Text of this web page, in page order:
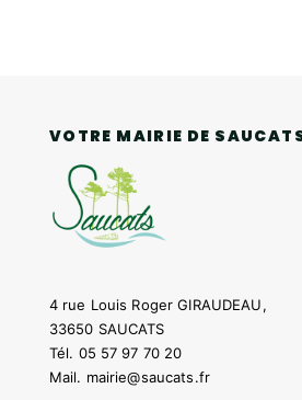
VOTRE MAIRIE DE
4 rue Louis Roger GIRAUDEAU,
33650 SAUCATS
Tél. 05 57 97 70 20
Mail. mairie@saucats.fr